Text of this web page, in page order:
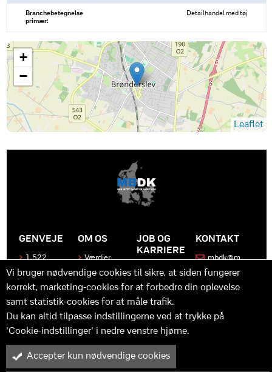
Branchebetegnelse
primær:
Detailhandel med tøj
+
−
Leaflet
GENVEJE
1.522
Produkter
Kontakt
os
OM OS
Værdier
Historen
bag
MBDK
Hvad gør
os unikke
JOB OG
KARRIERE
Bliv en del
af MBDK
Vores
team
Praktik
udvikling
KONTAKT
mbdk@m
y™ er driftet af MBDK ApS – under MBDK Holding ApS. Tilmeldt
Vi bruger nødvendige cookies til sikre, at siden fungerer
korrekt, marketing-cookies for at forbedre din oplevelse
samt statistik-cookies for at måle trafik.
Du kan altid tilpasse indstillingerne ved at trykke på
'Cookie-indstillinger' i nedre venstre hjørne.
Accepter kun nødvendige cookies